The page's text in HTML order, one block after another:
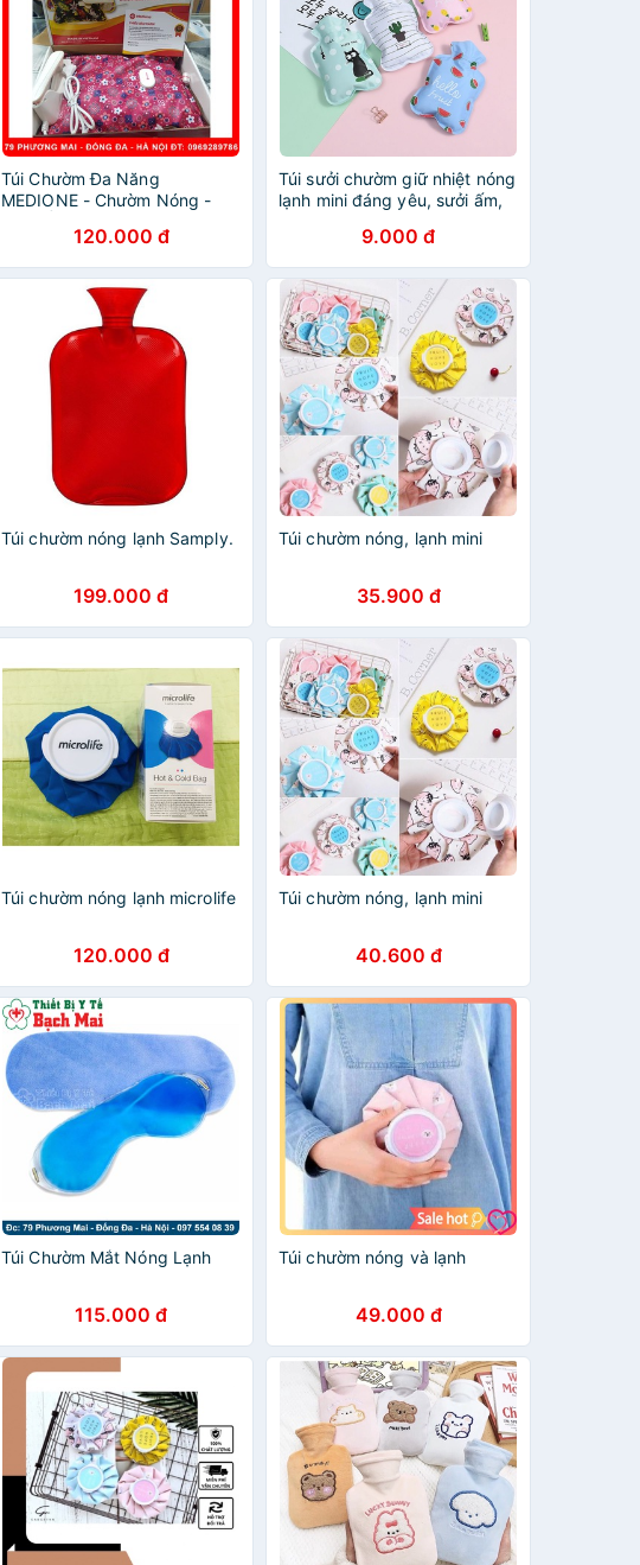
Túi Chườm Đa Năng
MEDIONE - Chườm Nóng -
120.000 đ
Túi sưởi chườm giữ nhiệt nóng
lạnh mini đáng yêu, sưởi ấm,
9.000 đ
Túi chườm nóng lạnh Samply.
199.000 đ
Túi chườm nóng, lạnh mini
35.900 đ
Túi chườm nóng lạnh microlife
120.000 đ
Túi chườm nóng, lạnh mini
40.600 đ
Túi Chườm Mắt Nóng Lạnh
115.000 đ
Túi chườm nóng và lạnh
49.000 đ